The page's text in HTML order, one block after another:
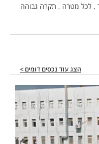
הצג עוד נכסים דומים >